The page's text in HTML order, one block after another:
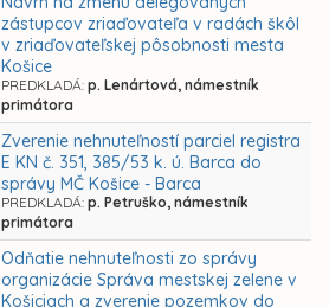
zástupcov zriaďovateľa v radách škôl
v zriaďovateľskej pôsobnosti mesta
Košice
PREDKLADÁ: p. Lenártová, námestník
primátora
Zverenie nehnuteľností parciel registra
E KN č. 351, 385/53 k. ú. Barca do
správy MČ Košice - Barca
PREDKLADÁ: p. Petruško, námestník
primátora
Odňatie nehnuteľnosti zo správy
organizácie Správa mestskej zelene v
Košiciach a zverenie pozemkov do